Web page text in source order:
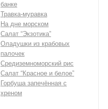
банке
Травка-муравка
На дне морском
Салат “Экзотика”
Оладушки из крабовых
палочек
Средиземноморский рис
Салат “Красное и белое”
Горбуша запечённая с
хреном